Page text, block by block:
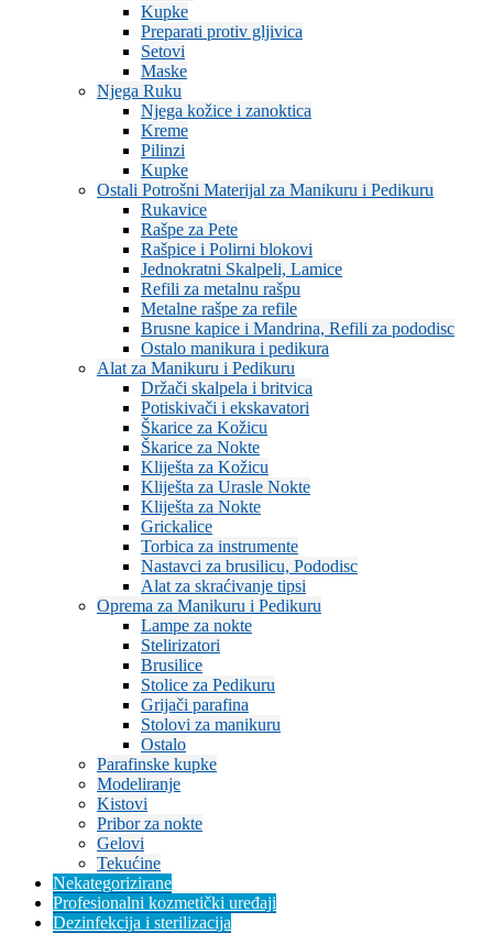
Kupke
Preparati protiv gljivica
Setovi
Maske
Njega Ruku
Njega kožice i zanoktica
Kreme
Pilinzi
Kupke
Ostali Potrošni Materijal za Manikuru i Pedikuru
Rukavice
Rašpe za Pete
Rašpice i Polirni blokovi
Jednokratni Skalpeli, Lamice
Refili za metalnu rašpu
Metalne rašpe za refile
Brusne kapice i Mandrina, Refili za pododisc
Ostalo manikura i pedikura
Alat za Manikuru i Pedikuru
Držači skalpela i britvica
Potiskivači i ekskavatori
Škarice za Kožicu
Škarice za Nokte
Kliješta za Kožicu
Kliješta za Urasle Nokte
Kliješta za Nokte
Grickalice
Torbica za instrumente
Nastavci za brusilicu, Pododisc
Alat za skraćivanje tipsi
Oprema za Manikuru i Pedikuru
Lampe za nokte
Stelirizatori
Brusilice
Stolice za Pedikuru
Grijači parafina
Stolovi za manikuru
Ostalo
Parafinske kupke
Modeliranje
Kistovi
Pribor za nokte
Gelovi
Tekućine
Nekategorizirane
Profesionalni kozmetički uređaji
Dezinfekcija i sterilizacija